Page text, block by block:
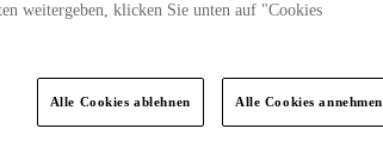
weitergeben, klicken Sie unten auf "Cookies
Alle Cookies ablehnen Alle Cookies annehmen